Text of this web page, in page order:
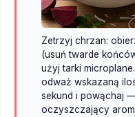
Zetrzyj chrzan:
(usuń twarde
użyj tarki
odważ wskazaną
sekund i powąchaj
oczyszczający